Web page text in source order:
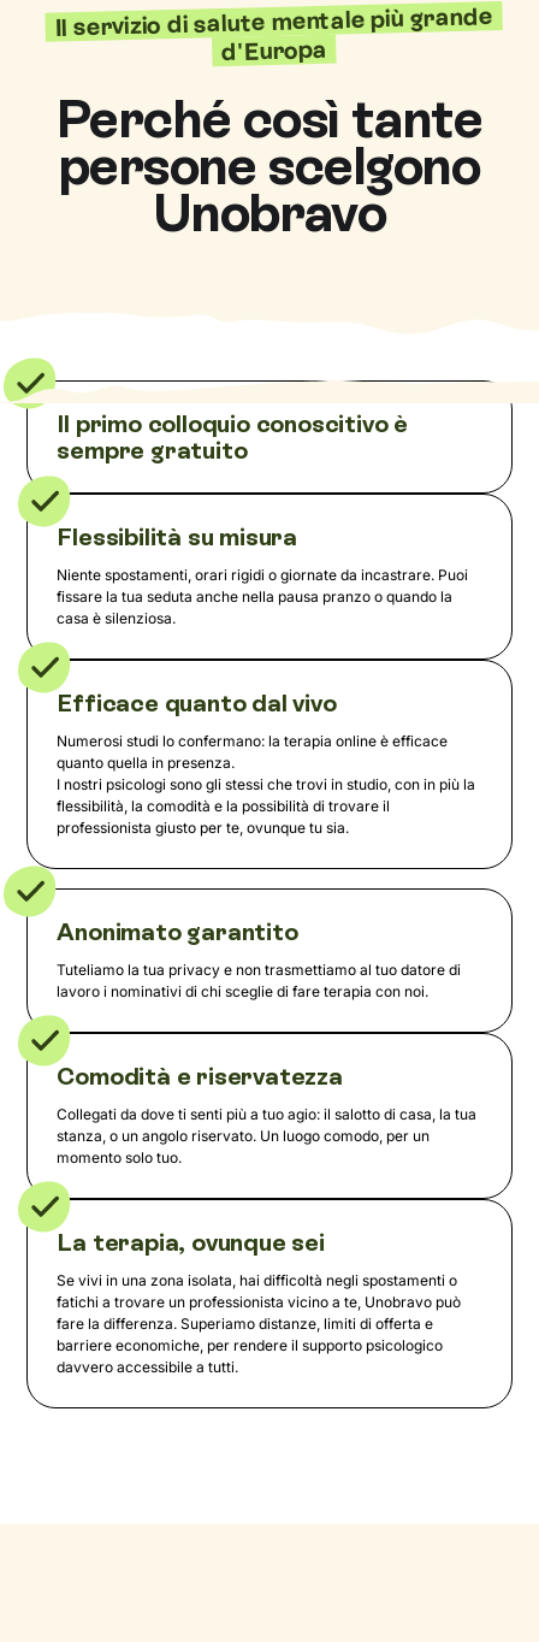
Il servizio di salute mentale più grande
d'Europa
Perché così tante
persone scelgono
Unobravo
Il primo colloquio conoscitivo è
sempre gratuito
Flessibilità su misura
Niente spostamenti, orari rigidi o giornate da incastrare. Puoi
fissare la tua seduta anche nella pausa pranzo o quando la
casa è silenziosa.
Efficace quanto dal vivo
Numerosi studi lo confermano: la terapia online è efficace
quanto quella in presenza.
I nostri psicologi sono gli stessi che trovi in studio, con in più la
flessibilità, la comodità e la possibilità di trovare il
professionista giusto per te, ovunque tu sia.
Anonimato garantito
Tuteliamo la tua privacy e non trasmettiamo al tuo datore di
lavoro i nominativi di chi sceglie di fare terapia con noi.
Comodità e riservatezza
Collegati da dove ti senti più a tuo agio: il salotto di casa, la tua
stanza, o un angolo riservato. Un luogo comodo, per un
momento solo tuo.
La terapia, ovunque sei
Se vivi in una zona isolata, hai difficoltà negli spostamenti o
fatichi a trovare un professionista vicino a te, Unobravo può
fare la differenza. Superiamo distanze, limiti di offerta e
barriere economiche, per rendere il supporto psicologico
davvero accessibile a tutti.